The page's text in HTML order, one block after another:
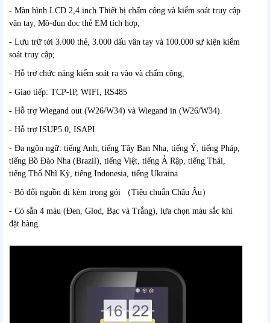
- Màn hình LCD 2,4 inch Thiết bị chấm công và kiểm soát truy cập
vân tay, Mô-đun đọc thẻ EM tích hợp,
- Lưu trữ tới 3.000 thẻ, 3.000 dấu vân tay và 100.000 sự kiện kiểm
soát truy cập;
- Hỗ trợ chức năng kiểm soát ra vào và chấm công,
- Giao tiếp: TCP-IP, WIFI, RS485
- Hỗ trợ Wiegand out (W26/W34) và Wiegand in (W26/W34).
- Hỗ trợ ISUP5.0, ISAPI
- Đa ngôn ngữ: tiếng Anh, tiếng Tây Ban Nha, tiếng Ý, tiếng Pháp,
tiếng Bồ Đào Nha (Brazil), tiếng Việt, tiếng Ả Rập, tiếng Thái,
tiếng Thổ Nhĩ Kỳ, tiếng Indonesia, tiếng Ukraina
- Bộ đổi nguồn đi kèm trong gói （Tiêu chuẩn Châu Âu）
- Có sẵn 4 màu (Đen, Glod, Bạc và Trắng), lựa chọn màu sắc khi
đặt hàng.